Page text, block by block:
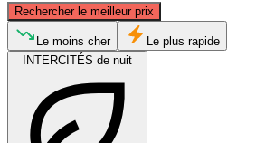
Rechercher le meilleur prix
Liège
Le moins cher
Le plus rapide
INTERCITÉS de nuit